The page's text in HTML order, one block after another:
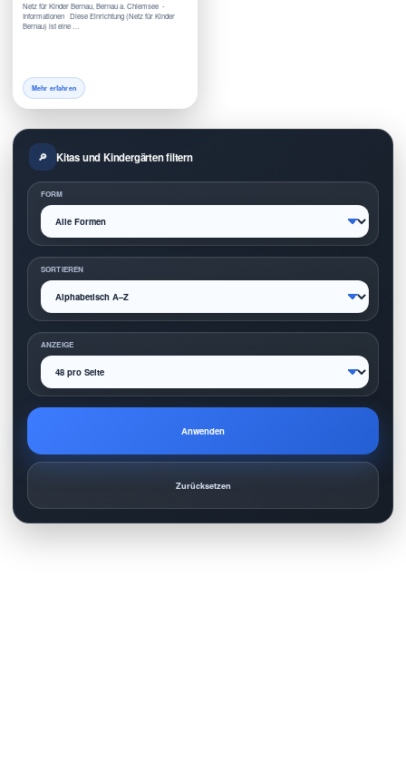
Netz für Kinder Bernau, Bernau a. Chiemsee -
Informationen Diese Einrichtung (Netz für Kinder
Bernau) ist eine …
Mehr erfahren
Kitas und Kindergärten filtern
FORM
SORTIEREN
ANZEIGE
Anwenden
Zurücksetzen